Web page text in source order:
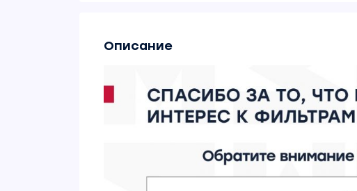
Описание